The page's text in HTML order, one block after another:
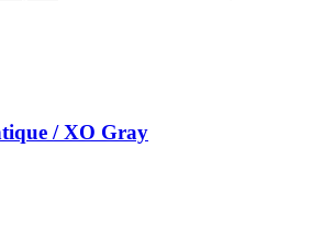
/ XO Gray